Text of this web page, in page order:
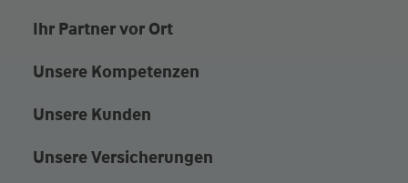
Ihr Partner vor Ort
Unsere Kompetenzen
Unsere Kunden
Unsere Versicherungen